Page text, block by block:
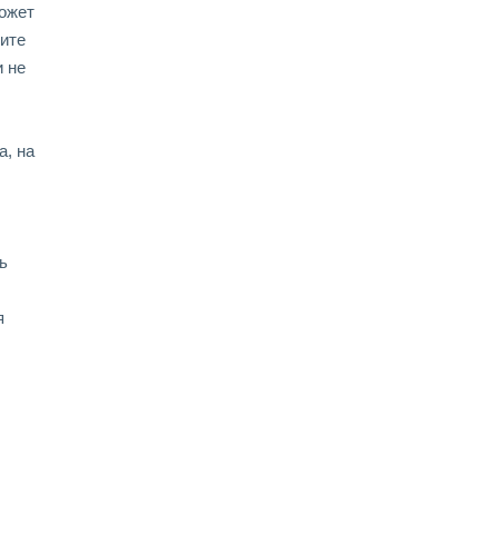
не
на